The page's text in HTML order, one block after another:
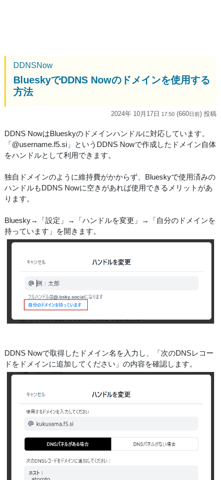
DDNSNow
BlueskyでDDNS Nowのドメインを使用する
方法
2024年 10月17日 17:50 (660日前) 投稿
DDNS NowはBlueskyのドメインハンドルに対応しています。
「@username.f5.si」というDDNS Nowで作成したドメイン自体
をハンドルとして利用できます。
独自ドメインのように維持費がかからず、Blueskyで使用済みの
ハンドルもDDNS Nowに空きがあれば使用できるメリットがあ
ります。
Bluesky→「設定」→「ハンドルを変更」→「自分のドメインを
持っています」を開きます。
DDNS Nowで取得したドメイン名を入力し、「次のDNSレコー
ドをドメインに追加してください」の内容を確認します。